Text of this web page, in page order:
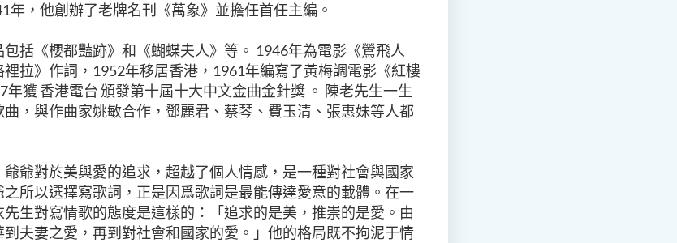
年，他創辦了老牌名刊《萬象》並擔任首任主編。
括《櫻都豔跡》和《蝴蝶夫人》等。 1946年為電影《鶯飛人
裡拉》作詞，1952年移居香港，1961年編寫了黃梅調電影《紅樓
年獲 香港電台 頒發第十屆十大中文金曲金針獎 。 陳老先生一生
，與作曲家姚敏合作，鄧麗君、蔡琴、費玉清、張惠妹等人都
爺爺對於美與愛的追求，超越了個人情感，是一種對社會與國家
所以選擇寫歌詞，正是因爲歌詞是最能傳達愛意的載體。在一
生對寫情歌的態度是這樣的：「追求的是美，推崇的是愛。由
夫妻之愛，再到對社會和國家的愛。」他的格局既不拘泥于情